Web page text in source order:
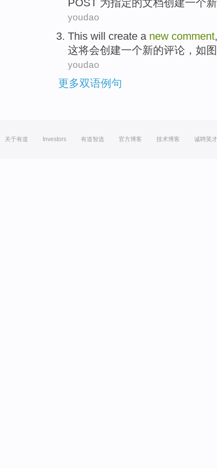
POST 为指定的文档创建一个
youdao
This will create a new comment
这将会创建一个新的评论 ， 如图
youdao
更多双语例句
关于有道 Investors 有道智选 官方博客 技术博客 诚聘英才